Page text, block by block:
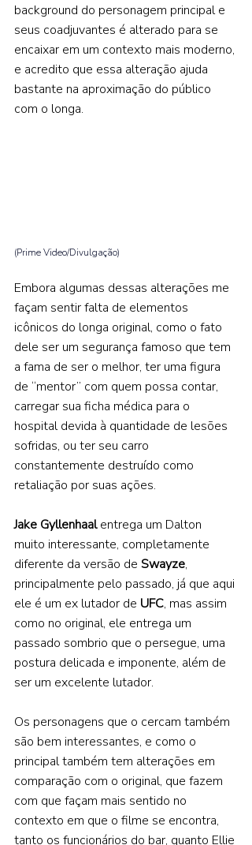
background do personagem principal e
seus coadjuvantes é alterado para se
encaixar em um contexto mais moderno,
e acredito que essa alteração ajuda
bastante na aproximação do público
com o longa.
(Prime Video/Divulgação)
Embora algumas dessas alterações me
façam sentir falta de elementos
icônicos do longa original, como o fato
dele ser um segurança famoso que tem
a fama de ser o melhor, ter uma figura
de “mentor” com quem possa contar,
carregar sua ficha médica para o
hospital devida à quantidade de lesões
sofridas, ou ter seu carro
constantemente destruído como
retaliação por suas ações.
Jake Gyllenhaal entrega um Dalton
muito interessante, completamente
diferente da versão de Swayze,
principalmente pelo passado, já que aqui
ele é um ex lutador de UFC, mas assim
como no original, ele entrega um
passado sombrio que o persegue, uma
postura delicada e imponente, além de
ser um excelente lutador.
Os personagens que o cercam também
são bem interessantes, e como o
principal também tem alterações em
comparação com o original, que fazem
com que façam mais sentido no
contexto em que o filme se encontra,
tanto os funcionários do bar, quanto Ellie